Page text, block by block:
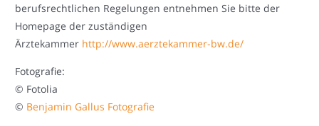
berufsrechtlichen Regelungen entnehmen Sie bitte der
Homepage der zuständigen
Ärztekammer http://www.aerztekammer-bw.de/
Fotografie:
© Fotolia
© Benjamin Gallus Fotografie